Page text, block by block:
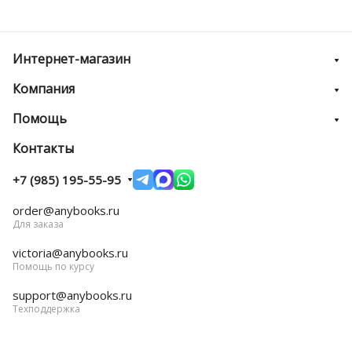
Интернет-магазин
Компания
Помощь
Контакты
+7 (985) 195-55-95
order@anybooks.ru
Для заказа
victoria@anybooks.ru
Помощь по курсу
support@anybooks.ru
Техподдержка